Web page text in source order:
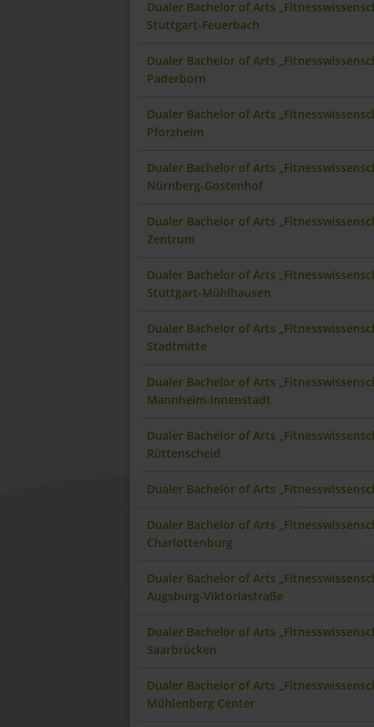
Dualer Bachelor of Arts
Stuttgart-Feuerbach
Dualer Bachelor of Arts
Paderborn
Dualer Bachelor of Arts
Pforzheim
Dualer Bachelor of Arts
Nürnberg-Gostenhof
Dualer Bachelor of Arts
Zentrum
Dualer Bachelor of Arts
Stuttgart-Mühlhausen
Dualer Bachelor of Arts
Stadtmitte
Dualer Bachelor of Arts
Mannheim-Innenstadt
Dualer Bachelor of Arts
Rüttenscheid
Dualer Bachelor of Arts
Dualer Bachelor of Arts
Charlottenburg
Dualer Bachelor of Arts
Augsburg-Viktoriastraße
Dualer Bachelor of Arts
Saarbrücken
Dualer Bachelor of Arts
Mühlenberg Center